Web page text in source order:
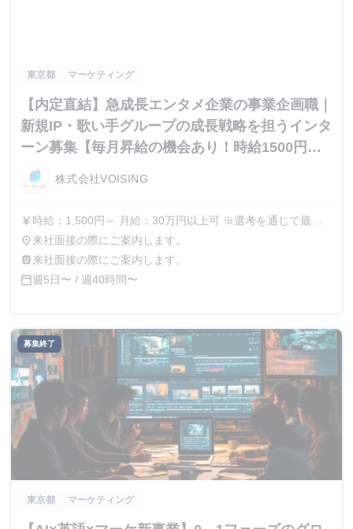
東京都 マーケティング
【内定直結】急成長エンタメ企業の事業企画職｜
新規IP・歌い手グループの成長戦略を担うインタ
ーン募集【毎月昇給の機会あり！時給1500円〜
／月収30万以上可】
株式会社VOISING
currency_yen 時給：1,500円～ 月給：30万円以上可 ※選考を通じて最終
的なオファー金額が調整（上振れ・下振れ）されることがご
ざいます。 ご経験や専門スキル（動画編集・デザイン）を
もとに最終的な報酬を決定いたします。 ※インターン期間
中の貢献度や成果に応じて、昇給の機会があります。 ※交
place 来社面接の際にご案内します。
train 来社面接の際にご案内します。
calendar_today週5日〜 / 週40時間〜
募集終了
東京都 マーケティング